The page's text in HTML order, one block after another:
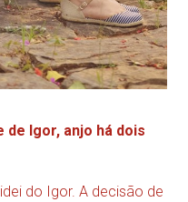
de Igor, anjo há dois
do Igor. A decisão de